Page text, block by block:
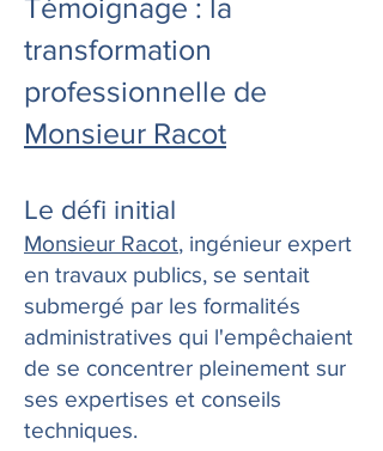
Témoignage : la
transformation
professionnelle de
Monsieur Racot
Le défi initial
Monsieur Racot, ingénieur expert
en travaux publics, se sentait
submergé par les formalités
administratives qui l'empêchaient
de se concentrer pleinement sur
ses expertises et conseils
techniques.